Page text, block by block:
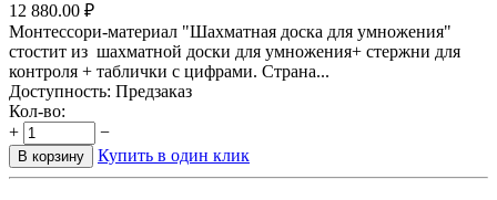
12 880.00 ₽
Монтессори-материал "Шахматная доска для умножения"
стостит из шахматной доски для умножения+ стержни для
контроля + таблички с цифрами. Страна...
Доступность: Предзаказ
Кол-во:
+
−
В корзину Купить в один клик